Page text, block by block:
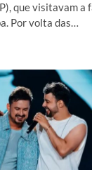
que visitavam a
Por volta das…